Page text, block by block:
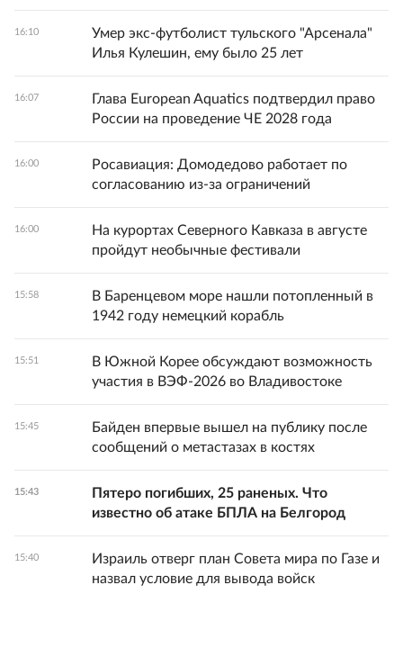
16:10
Умер экс-футболист тульского "Арсенала"
Илья Кулешин, ему было 25 лет
16:07
Глава European Aquatics подтвердил право
России на проведение ЧЕ 2028 года
16:00
Росавиация: Домодедово работает по
согласованию из-за ограничений
16:00
На курортах Северного Кавказа в августе
пройдут необычные фестивали
15:58
В Баренцевом море нашли потопленный в
1942 году немецкий корабль
15:51
В Южной Корее обсуждают возможность
участия в ВЭФ-2026 во Владивостоке
15:45
Байден впервые вышел на публику после
сообщений о метастазах в костях
15:43
Пятеро погибших, 25 раненых. Что
известно об атаке БПЛА на Белгород
15:40
Израиль отверг план Совета мира по Газе и
назвал условие для вывода войск